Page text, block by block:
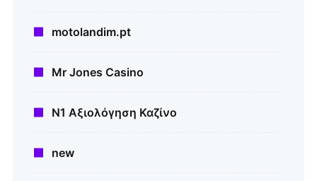
motolandim.pt
Mr Jones Casino
N1 Αξιολόγηση Καζίνο
new